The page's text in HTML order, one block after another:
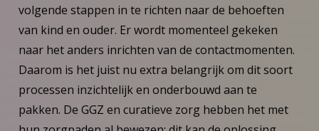
volgende stappen in te richten naar de behoeften
van kind en ouder. Er wordt momenteel gekeken
naar het anders inrichten van de contactmomenten.
Daarom is het juist nu extra belangrijk om dit soort
processen inzichtelijk en onderbouwd aan te
pakken. De GGZ en curatieve zorg hebben het met